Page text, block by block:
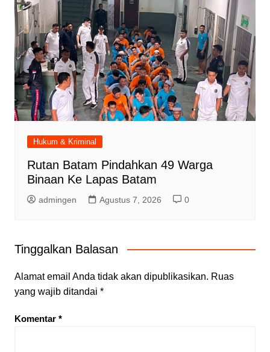
Hukum & Kriminal
Rutan Batam Pindahkan 49 Warga
Binaan Ke Lapas Batam
admingen Agustus 7, 2026 0
Tinggalkan Balasan
Alamat email Anda tidak akan dipublikasikan. Ruas
yang wajib ditandai *
Komentar *